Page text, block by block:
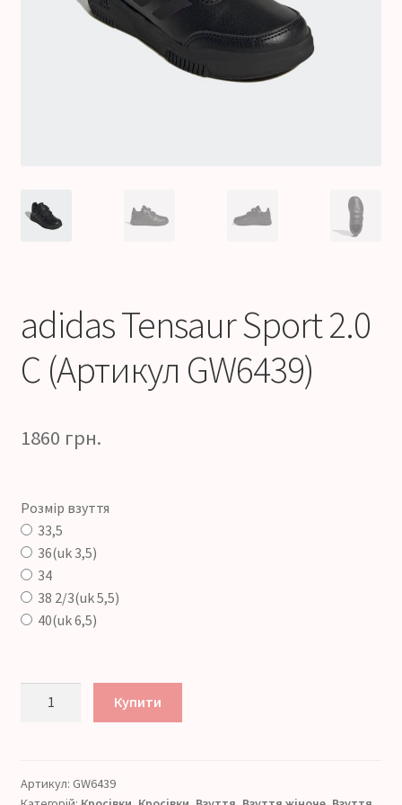
Оформление заказа
adidas Tensaur Sport 2.0
C (Артикул GW6439)
1860 грн.
Розмір взуття
33,5
36(uk 3,5)
34
38 2/3(uk 5,5)
40(uk 6,5)
C
Купити
Артикул: GW6439